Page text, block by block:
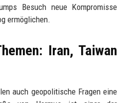
Besuch neue Kompromisse
ermöglichen.
Iran, Taiwan
auch geopolitische Fragen eine